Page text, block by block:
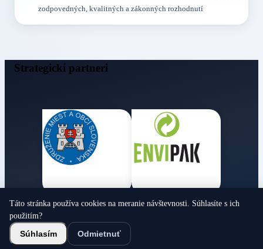
zodpovedných, kvalitných a zákonných rozhodnutí
Strategickí partneri
Obecné noviny
© 2026 Všetky práva vyhradené
Táto stránka používa cookies na meranie návštevnosti. Súhlasíte s ich
použitím?
Súhlasím Odmietnuť